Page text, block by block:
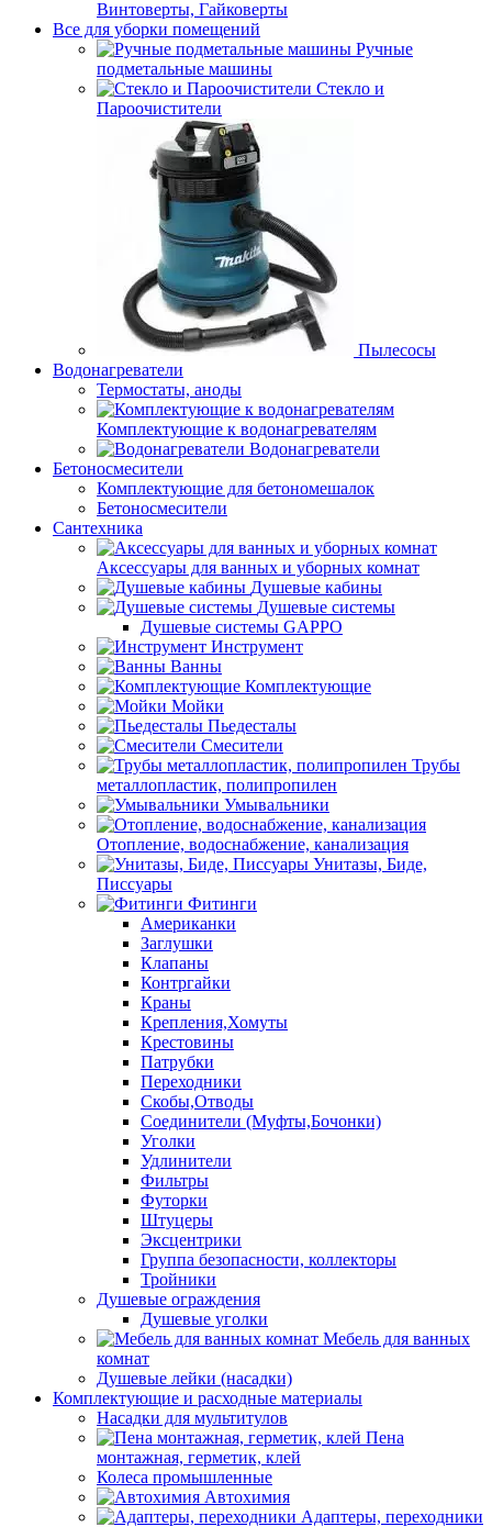
Винтоверты, Гайковерты
Все для уборки помещений
Ручные
подметальные машины
Стекло и
Пароочистители
Пылесосы
Водонагреватели
Термостаты, аноды
Комплектующие к водонагревателям
Водонагреватели
Бетоносмесители
Комплектующие для бетономешалок
Бетоносмесители
Сантехника
Аксессуары для ванных и уборных комнат
Душевые кабины
Душевые системы
Душевые системы GAPPO
Инструмент
Ванны
Комплектующие
Мойки
Пьедесталы
Смесители
Трубы
металлопластик, полипропилен
Умывальники
Отопление, водоснабжение, канализация
Унитазы, Биде,
Писсуары
Фитинги
Американки
Заглушки
Клапаны
Контргайки
Краны
Крепления,Хомуты
Крестовины
Патрубки
Переходники
Скобы,Отводы
Соединители (Муфты,Бочонки)
Уголки
Удлинители
Фильтры
Футорки
Штуцеры
Эксцентрики
Группа безопасности, коллекторы
Тройники
Душевые ограждения
Душевые уголки
Мебель для ванных
комнат
Душевые лейки (насадки)
Комплектующие и расходные материалы
Насадки для мультитулов
Пена
монтажная, герметик, клей
Колеса промышленные
Автохимия
Адаптеры, переходники